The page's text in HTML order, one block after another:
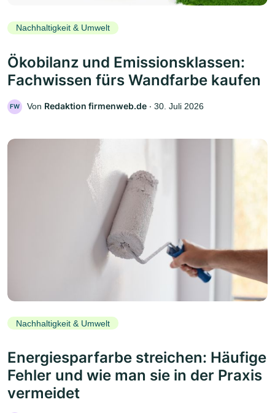
Nachhaltigkeit & Umwelt
Ökobilanz und Emissionsklassen:
Fachwissen fürs Wandfarbe kaufen
FW Von Redaktion firmenweb.de ‧ 30. Juli 2026
Nachhaltigkeit & Umwelt
Energiesparfarbe streichen: Häufige
Fehler und wie man sie in der Praxis
vermeidet